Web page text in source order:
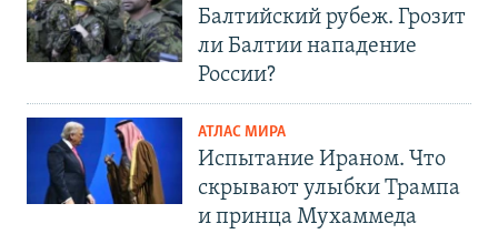
Балтийский рубеж. Грозит
ли Балтии нападение
России?
АТЛАС МИРА
Испытание Ираном. Что
скрывают улыбки Трампа
и принца Мухаммеда